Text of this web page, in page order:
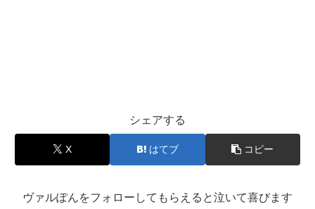
シェアする
X はてブ コピー
ヴァルぽんをフォローしてもらえると泣いて喜びます